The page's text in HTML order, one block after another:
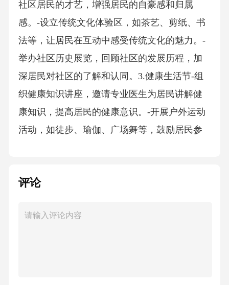
社区居民的才艺，增强居民的自豪感和归属
感。-设立传统文化体验区，如茶艺、剪纸、书
法等，让居民在互动中感受传统文化的魅力。-
举办社区历史展览，回顾社区的发展历程，加
深居民对社区的了解和认同。3.健康生活节-组
织健康知识讲座，邀请专业医生为居民讲解健
康知识，提高居民的健康意识。-开展户外运动
活动，如徒步、瑜伽、广场舞等，鼓励居民参
议。4.社区创意工作坊-设立手工艺术工作坊，
民的创造力和动手能力。-开展园艺工作坊，教
评论